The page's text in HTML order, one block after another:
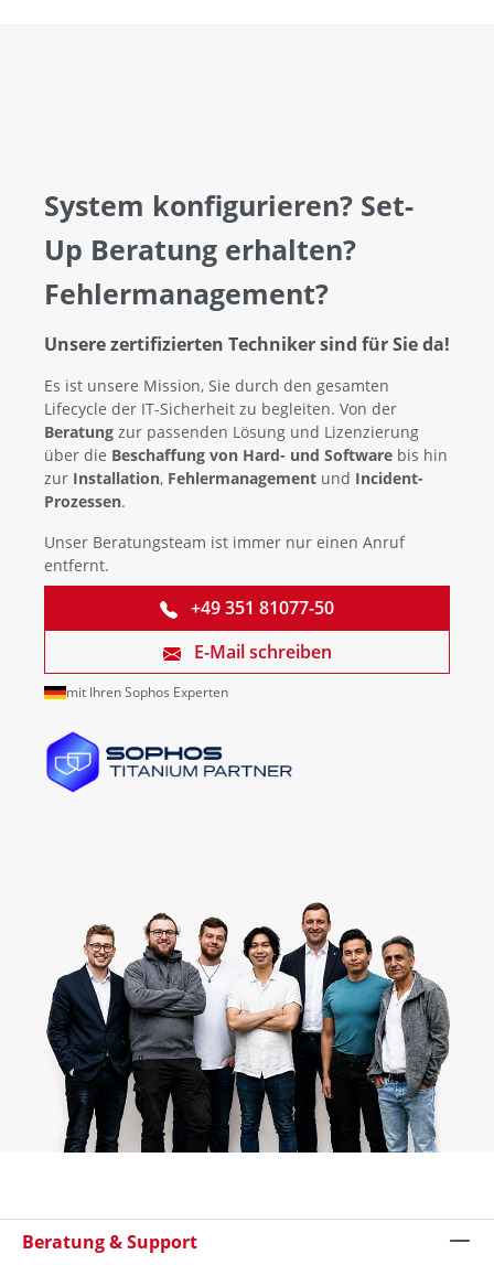
System konfigurieren? Set-
Up Beratung erhalten?
Fehlermanagement?
Unsere zertifizierten Techniker sind für Sie da!
Es ist unsere Mission, Sie durch den gesamten
Lifecycle der IT-Sicherheit zu begleiten. Von der
Beratung zur passenden Lösung und Lizenzierung
über die Beschaffung von Hard- und Software bis hin
zur Installation, Fehlermanagement und Incident-
Prozessen.
Unser Beratungsteam ist immer nur einen Anruf
entfernt.
+49 351 81077-50
E-Mail schreiben
mit Ihren Sophos Experten
Beratung & Support